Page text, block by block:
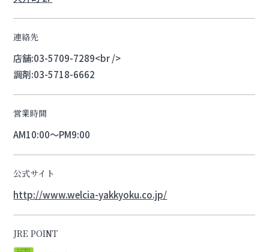
連絡先
店舗:03-5709-7289<br />
調剤:03-5718-6662
営業時間
AM10:00～PM9:00
公式サイト
http://www.welcia-yakkyoku.co.jp/
JRE POINT